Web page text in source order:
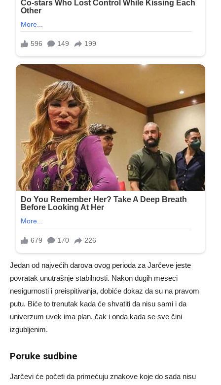
Jedan od najvećih darova ovog perioda za Jarčeve jeste
povratak unutrašnje stabilnosti. Nakon dugih meseci
nesigurnosti i preispitivanja, dobiće dokaz da su na pravom
putu. Biće to trenutak kada će shvatiti da nisu sami i da
univerzum uvek ima plan, čak i onda kada se sve čini
izgubljenim.
Poruke sudbine
Jarčevi će početi da primećuju znakove koje do sada nisu